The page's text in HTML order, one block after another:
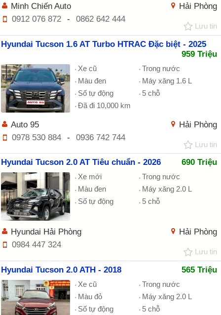
Hải Phòng
Minh Chiến Auto
0912 076 872
- 0862 642 444
Lưu tin
Hyundai Tucson 1.6 AT Turbo HTRAC Đặc biệt - 2025
959 Triệu
Xe cũ
Trong nước
Màu đen
Máy xăng 1.6 L
Số tự động
5 chỗ
Đã đi 10,000 km
Hải Phòng
Auto 95
0978 530 884
- 0936 742 744
Lưu tin
Hyundai Tucson 2.0 AT Tiêu chuẩn - 2026 690 Triệu
Xe mới
Trong nước
Màu đen
Máy xăng 2.0 L
Số tự động
5 chỗ
Hải Phòng
Hyundai Hải Phòng
0984 447 324
Lưu tin
Hyundai Tucson 2.0 ATH - 2018 565 Triệu
Xe cũ
Trong nước
Màu đỏ
Máy xăng 2.0 L
Số tự động
5 chỗ